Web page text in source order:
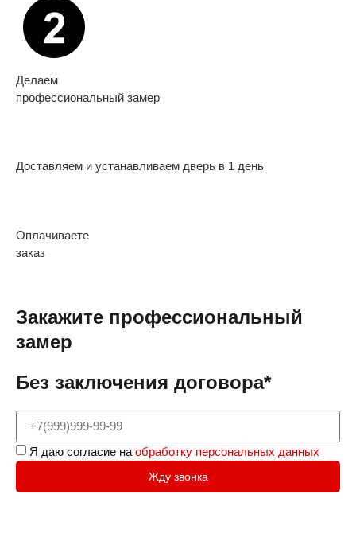
Делаем
профессиональный замер
Доставляем и устанавливаем дверь в 1 день
Оплачиваете
заказ
Закажите профессиональный
замер
Без заключения договора*
Я даю согласие на обработку персональных данных
Жду звонка